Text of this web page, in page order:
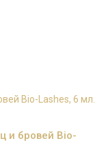
и бровей Bio-